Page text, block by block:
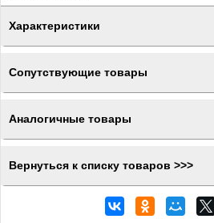
Характеристики
Сопутствующие товары
Аналогичные товары
Вернуться к списку товаров >>>